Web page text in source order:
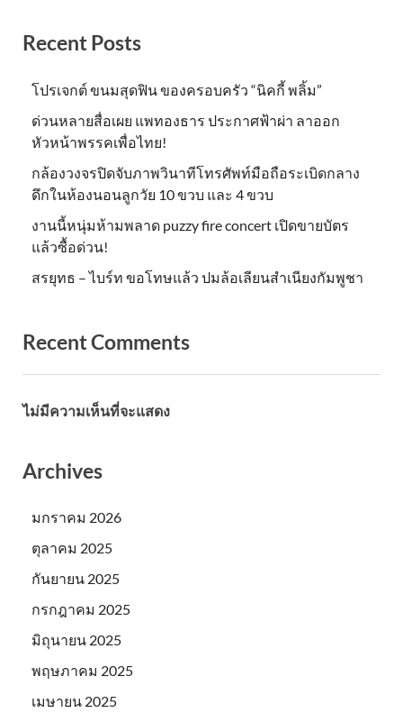
Recent Posts
โปรเจกต์ ขนมสุดฟิน ของครอบครัว “นิคกี้ พลิ้ม”
ด่วนหลายสื่อเผย แพทองธาร ประกาศฟ้าผ่า ลาออก
หัวหน้าพรรคเพื่อไทย!
กล้องวงจรปิดจับภาพวินาทีโทรศัพท์มือถือระเบิดกลาง
ดึกในห้องนอนลูกวัย 10 ขวบ และ 4 ขวบ
งานนี้หนุ่มห้ามพลาด puzzy fire concert เปิดขายบัตร
แล้วซื้อด่วน!
สรยุทธ – ไบร์ท ขอโทษแล้ว ปมล้อเลียนสำเนียงกัมพูชา
Recent Comments
ไม่มีความเห็นที่จะแสดง
Archives
มกราคม 2026
ตุลาคม 2025
กันยายน 2025
กรกฎาคม 2025
มิถุนายน 2025
พฤษภาคม 2025
เมษายน 2025